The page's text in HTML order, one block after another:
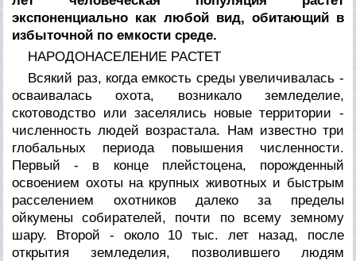
экспоненциально как любой вид, обитающий в
избыточной по емкости среде.
НАРОДОНАСЕЛЕНИЕ РАСТЕТ
Всякий раз, когда емкость среды увеличивалась -
осваивалась охота, возникало земледелие,
скотоводство или заселялись новые территории -
численность людей возрастала. Нам известно три
глобальных периода повышения численности.
Первый - в конце плейстоцена, порожденный
освоением охоты на крупных животных и быстрым
расселением охотников далеко за пределы
ойкумены собирателей, почти по всему земному
шару. Второй - около 10 тыс. лет назад, после
открытия земледелия, позволившего людям